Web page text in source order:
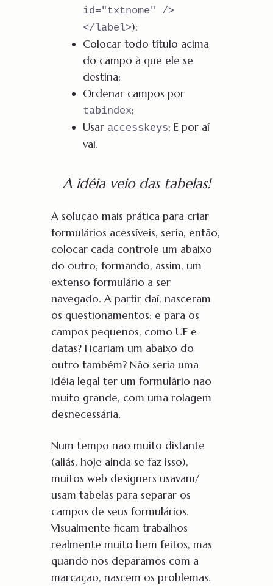
id="txtnome" />
</label>);
Colocar todo título acima
do campo à que ele se
destina;
Ordenar campos por
tabindex;
Usar accesskeys; E por aí
vai.
A idéia veio das tabelas!
A solução mais prática para criar
formulários acessíveis, seria, então,
colocar cada controle um abaixo
do outro, formando, assim, um
extenso formulário a ser
navegado. A partir daí, nasceram
os questionamentos: e para os
campos pequenos, como UF e
datas? Ficariam um abaixo do
outro também? Não seria uma
idéia legal ter um formulário não
muito grande, com uma rolagem
desnecessária.
Num tempo não muito distante
(aliás, hoje ainda se faz isso),
muitos web designers usavam/
usam tabelas para separar os
campos de seus formulários.
Visualmente ficam trabalhos
realmente muito bem feitos, mas
quando nos deparamos com a
marcação, nascem os problemas.